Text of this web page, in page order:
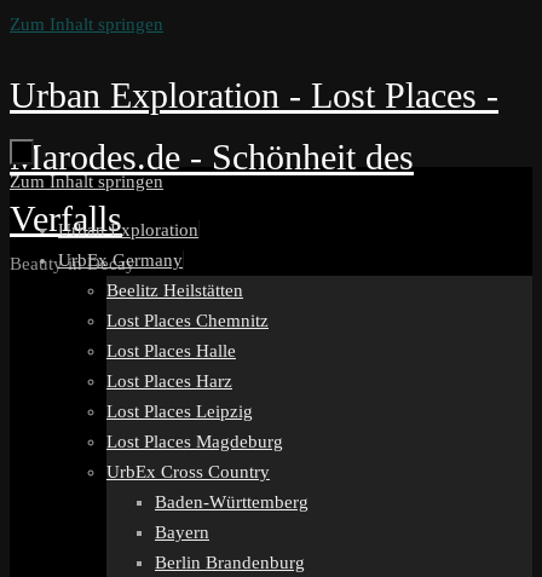
Zum Inhalt springen
Urban Exploration - Lost Places -
Marodes.de - Schönheit des
Verfalls
Beauty in Decay
Zum Inhalt springen
Urban Exploration
UrbEx Germany
Beelitz Heilstätten
Lost Places Chemnitz
Lost Places Halle
Lost Places Harz
Lost Places Leipzig
Lost Places Magdeburg
UrbEx Cross Country
Baden-Württemberg
Bayern
Berlin Brandenburg